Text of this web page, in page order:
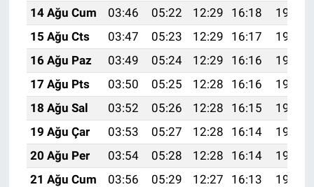
14 Ağu Cum
03:46 05:22 12:29 16:18
19:26
15 Ağu Cts
03:47 05:23 12:29 16:17
19:24
16 Ağu Paz
03:49 05:24 12:29 16:16
19:23
17 Ağu Pts
03:50 05:25 12:28 16:16
19:22
18 Ağu Sal
03:52 05:26 12:28 16:15
19:20
19 Ağu Çar
03:53 05:27 12:28 16:14
19:19
20 Ağu Per
03:54 05:28 12:28 16:14
19:18
21 Ağu Cum
03:56 05:29 12:27 16:13
19:16